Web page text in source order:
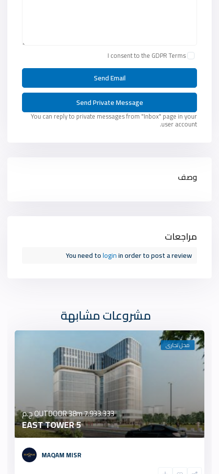
وصف
I consent to the GDPR Terms
You can reply to private messages from "Inbox" page in your
user account.
مراجعات
You need tologinin order to post a review
مشروعات مشابهة
محل تجارى
OUTDOOR 38m7.933.333 ج.م
5 EAST TOWER
MAQAM MISR